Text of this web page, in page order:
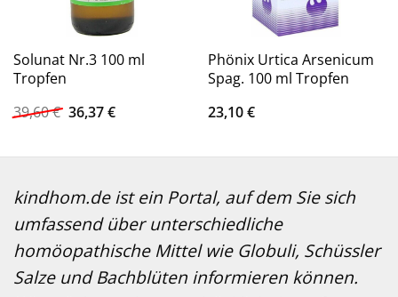
Solunat Nr.3 100 ml
Tropfen
39,60€ Ursprünglicher
Preis
39,60 €
36,37€Aktueller
36,37 €.
Phönix Urtica Arsenicum
Spag. 100 ml Tropfen
23,10€
kindhom.de ist ein Portal, auf dem Sie sich
umfassend über unterschiedliche
homöopathische Mittel wie Globuli, Schüssler
Salze und Bachblüten informieren können.